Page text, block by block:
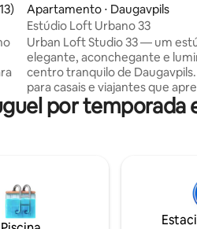
avaliação média de 5, 13
Apartamento ⋅ Daugavpils
Estúdio Loft Urbano 33
Urban Loft Studio 33 — um
elegante, aconchegante e
centro tranquilo de
para casais e viajantes que
paz e uma atmosfera bonita.
quente, uma parede de tijolos
relaxante. A loja, o salão e o
crianças estão localizados no
Lugar perfeito para um
sincero. Este é um lugar onde o
por temporada